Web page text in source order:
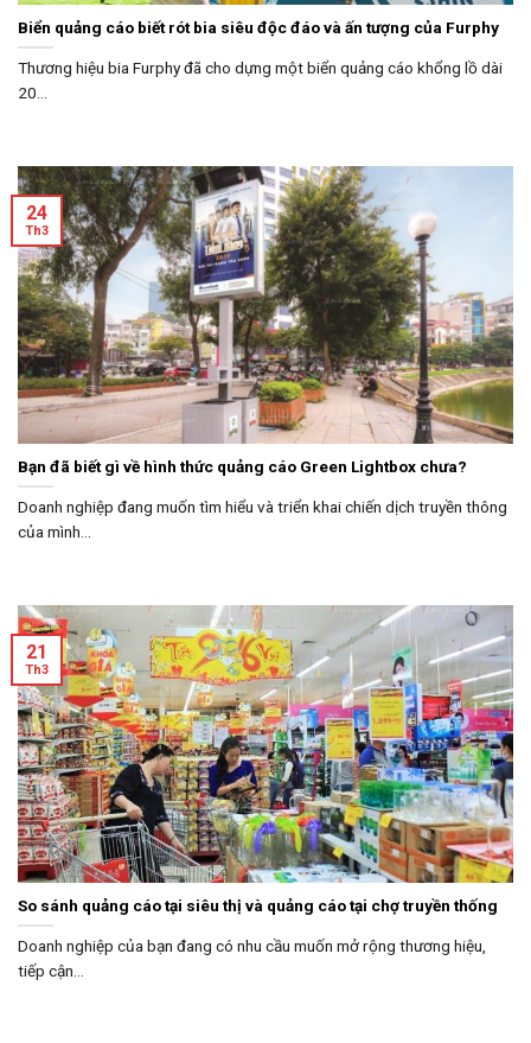
Biển quảng cáo biết rót bia siêu độc đáo và ấn tượng của Furphy
Thương hiệu bia Furphy đã cho dựng một biển quảng cáo khổng lồ dài
20...
Bạn đã biết gì về hình thức quảng cáo Green Lightbox chưa?
Doanh nghiệp đang muốn tìm hiểu và triển khai chiến dịch truyền thông
của mình...
24
Th3
So sánh quảng cáo tại siêu thị và quảng cáo tại chợ truyền thống
Doanh nghiệp của bạn đang có nhu cầu muốn mở rộng thương hiệu,
tiếp cận...
21
Th3